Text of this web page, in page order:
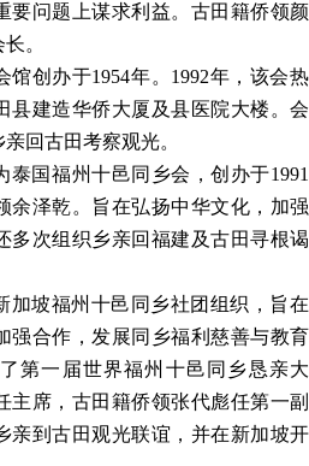
要问题上谋求利益。古田籍侨领颜
。
馆创办于1954年。1992年，该会热
县建造华侨大厦及县医院大楼。会
回古田考察观光。
泰国福州十邑同乡会，创办于1991
余泽乾。旨在弘扬中华文化，加强
多次组织乡亲回福建及古田寻根谒
加坡福州十邑同乡社团组织，旨在
强合作，发展同乡福利慈善与教育
第一届世界福州十邑同乡恳亲大
主席，古田籍侨领张代彪任第一副
亲到古田观光联谊，并在新加坡开